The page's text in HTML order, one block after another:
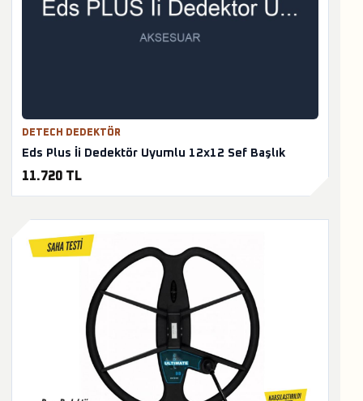
DETECH DEDEKTÖR
Eds Plus İi Dedektör Uyumlu 12x12 Sef Başlık
11.720 TL